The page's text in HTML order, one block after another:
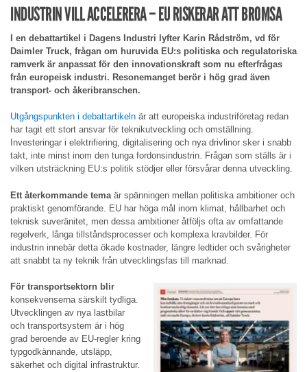
INDUSTRIN VILL ACCELERERA – EU RISKERAR ATT BROMSA
I en debattartikel i Dagens Industri lyfter Karin Rådström, vd för
Daimler Truck, frågan om huruvida EU:s politiska och regulatoriska
ramverk är anpassat för den innovationskraft som nu efterfrågas
från europeisk industri. Resonemanget berör i hög grad även
transport- och åkeribranschen.
Utgångspunkten i debattartikeln är att europeiska industriföretag redan
har tagit ett stort ansvar för teknikutveckling och omställning.
Investeringar i elektrifiering, digitalisering och nya drivlinor sker i snabb
takt, inte minst inom den tunga fordonsindustrin. Frågan som ställs är i
vilken utsträckning EU:s politik stödjer eller försvårar denna utveckling.
Ett återkommande tema är spänningen mellan politiska ambitioner och
praktiskt genomförande. EU har höga mål inom klimat, hållbarhet och
teknisk suveränitet, men dessa ambitioner åtföljs ofta av omfattande
regelverk, långa tillståndsprocesser och komplexa kravbilder. För
industrin innebär detta ökade kostnader, längre ledtider och svårigheter
att snabbt ta ny teknik från utvecklingsfas till marknad.
För transportsektorn blir
konsekvenserna särskilt tydliga.
Utvecklingen av nya lastbilar
och transportsystem är i hög
grad beroende av EU-regler kring
typgodkännande, utsläpp,
säkerhet och digital infrastruktur.